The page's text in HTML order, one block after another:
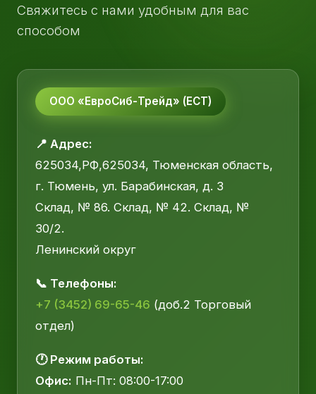
Свяжитесь с нами удобным для вас
способом
ООО «ЕвроСиб-Трейд» (ЕСТ)
📍 Адрес:
625034,РФ,625034, Тюменская область,
г. Тюмень, ул. Барабинская, д. 3
Склад, № 86. Склад, № 42. Склад, №
30/2.
Ленинский округ
📞 Телефоны:
+7 (3452) 69-65-46 (доб.2 Торговый
отдел)
🕐 Режим работы:
Офис: Пн-Пт: 08:00-17:00